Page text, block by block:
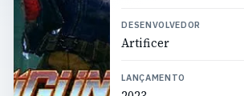
DESENVOLVEDOR
Artificer
LANÇAMENTO